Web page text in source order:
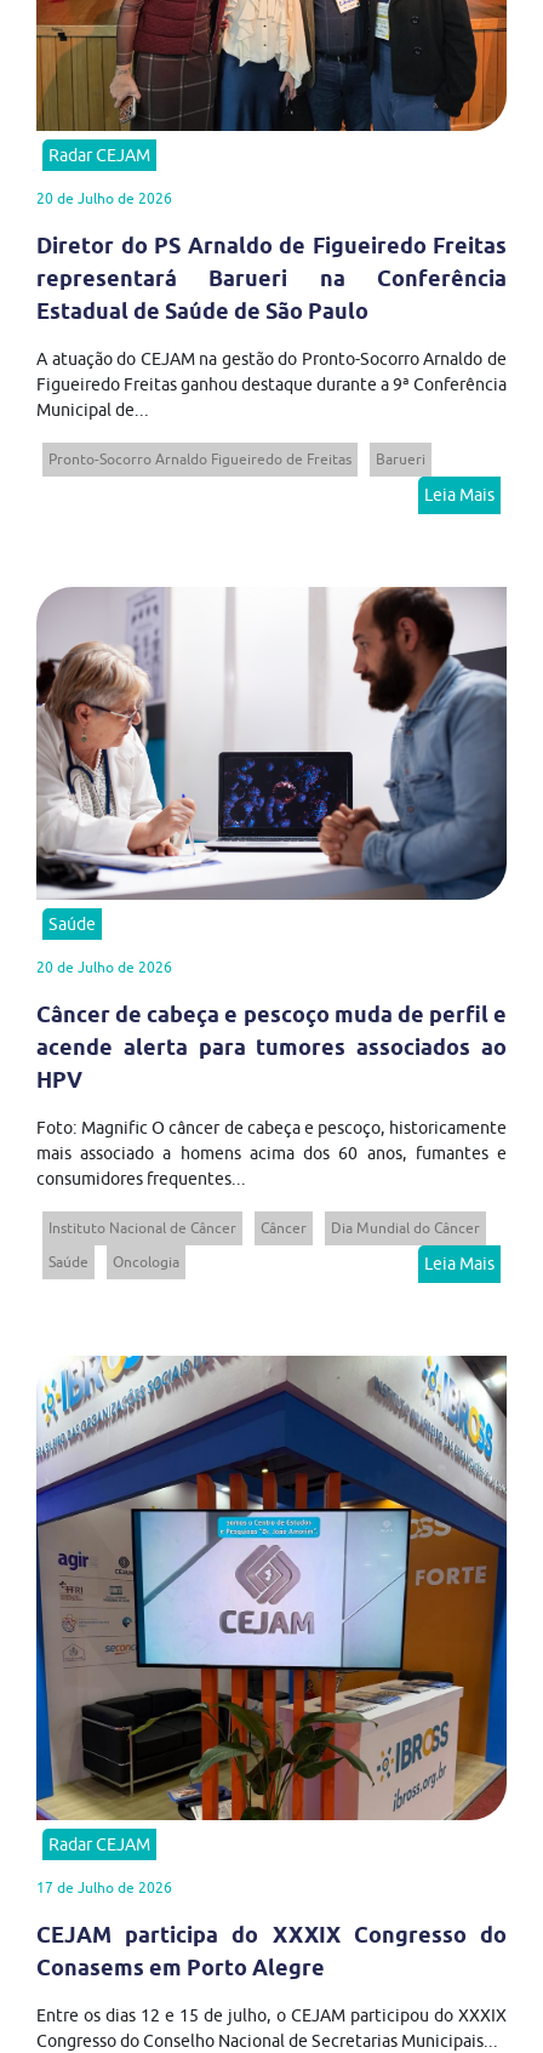
Radar CEJAM
20 de Julho de 2026
Diretor do PS Arnaldo de Figueiredo Freitas
representará Barueri na Conferência
Estadual de Saúde de São Paulo
A atuação do CEJAM na gestão do Pronto-Socorro Arnaldo de
Figueiredo Freitas ganhou destaque durante a 9ª Conferência
Municipal de...
Pronto-Socorro Arnaldo Figueiredo de Freitas Barueri
Leia Mais
Saúde
20 de Julho de 2026
Câncer de cabeça e pescoço muda de perfil e
acende alerta para tumores associados ao
HPV
Foto: Magnific O câncer de cabeça e pescoço, historicamente
mais associado a homens acima dos 60 anos, fumantes e
consumidores frequentes...
Instituto Nacional de Câncer Câncer
Dia Mundial do Câncer
Saúde
Oncologia Leia Mais
Radar CEJAM
17 de Julho de 2026
CEJAM participa do XXXIX Congresso do
Conasems em Porto Alegre
Entre os dias 12 e 15 de julho, o CEJAM participou do XXXIX
Congresso do Conselho Nacional de Secretarias Municipais...